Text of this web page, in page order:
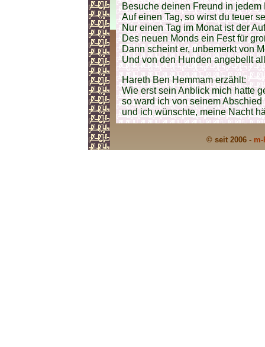
Besuche deinen Freund in jedem
Auf einen Tag, so wirst du teuer
Nur einen Tag im Monat ist der
Des neuen Monds ein Fest für
Dann scheint er, unbemerkt von
Und von den Hunden angebellt
Hareth Ben Hemmam erzählt:
Wie erst sein Anblick mich hatte
so ward ich von seinem Abschied
und ich wünschte, meine Nacht
© seit 2006 -